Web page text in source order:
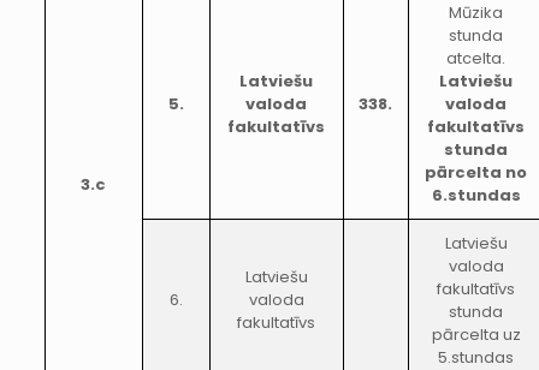
3.c
5.
Latviešu
valoda
fakultatīvs
338.
Mūzika
stunda
atcelta.
Latviešu
valoda
fakultatīvs
stunda
pārcelta no
6.stundas
6.
Latviešu
valoda
fakultatīvs
Latviešu
valoda
fakultatīvs
stunda
pārcelta uz
5.stundas